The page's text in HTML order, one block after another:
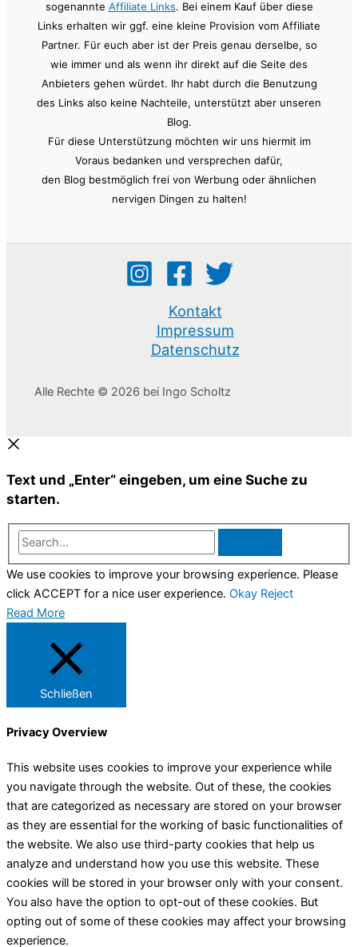
sogenannte Affiliate Links. Bei einem Kauf über diese
Links erhalten wir ggf. eine kleine Provision vom Affiliate
Partner. Für euch aber ist der Preis genau derselbe, so
wie immer und als wenn ihr direkt auf die Seite des
Anbieters gehen würdet. Ihr habt durch die Benutzung
des Links also keine Nachteile, unterstützt aber unseren
Blog.
Für diese Unterstützung möchten wir uns hiermit im
Voraus bedanken und versprechen dafür,
den Blog bestmöglich frei von Werbung oder ähnlichen
nervigen Dingen zu halten!
Kontakt
Impressum
Datenschutz
Alle Rechte © 2026 bei Ingo Scholtz
Text und „Enter“ eingeben, um eine Suche zu
starten.
Search...
We use cookies to improve your browsing experience. Please
click ACCEPT for a nice user experience. Okay Reject
Read More
Schließen
Privacy Overview
This website uses cookies to improve your experience while
you navigate through the website. Out of these, the cookies
that are categorized as necessary are stored on your browser
as they are essential for the working of basic functionalities of
the website. We also use third-party cookies that help us
analyze and understand how you use this website. These
cookies will be stored in your browser only with your consent.
You also have the option to opt-out of these cookies. But
opting out of some of these cookies may affect your browsing
experience.